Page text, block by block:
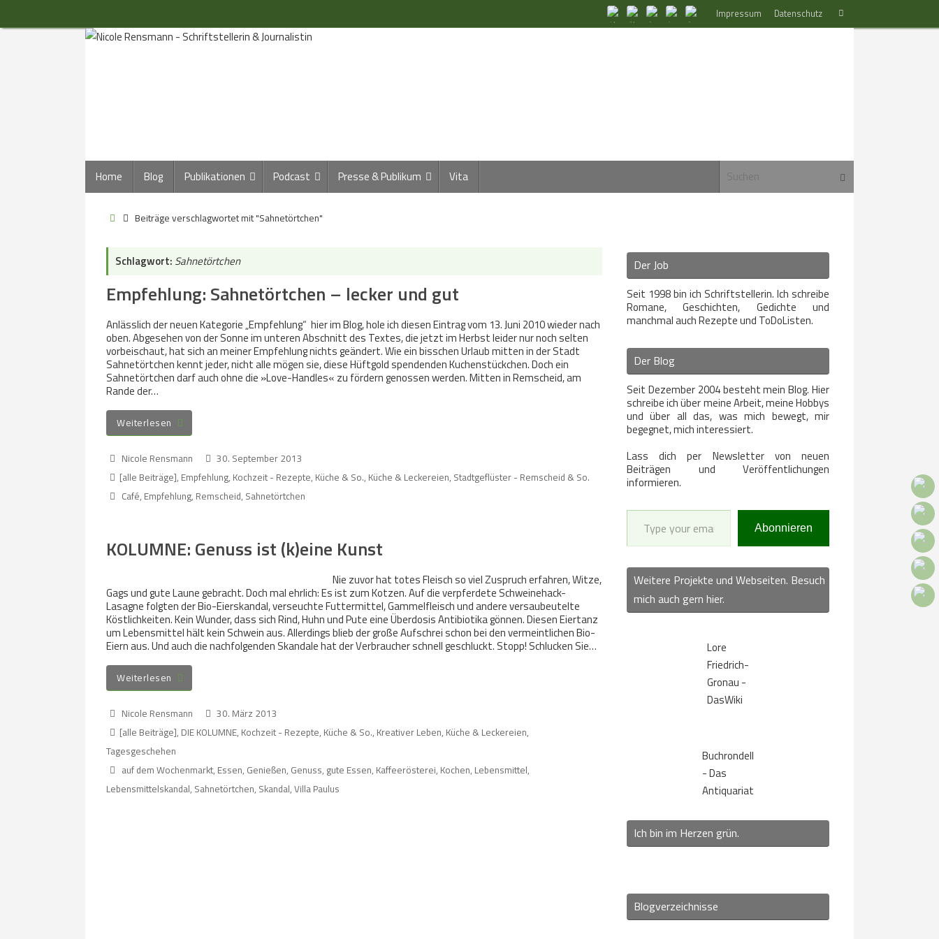
Inhalt
Impressum Datenschutz
nach:
Suchen
Inhalt
springen
Home Blog Publikationen Podcast Presse & Publikum Vita Suchen
StartBeiträge verschlagwortet mit "Sahnetörtchen"
Schlagwort: Sahnetörtchen
Empfehlung: Sahnetörtchen – lecker und gut
Anlässlich der neuen Kategorie „Empfehlung“ hier im Blog, hole ich diesen Eintrag vom 13. Juni 2010 wieder nach
oben. Abgesehen von der Sonne im unteren Abschnitt des Textes, die jetzt im Herbst leider nur noch selten
vorbeischaut, hat sich an meiner Empfehlung nichts geändert. Wie ein bisschen Urlaub mitten in der Stadt
Sahnetörtchen kennt jeder, nicht alle mögen sie, diese Hüftgold spendenden Kuchenstückchen. Doch ein
Sahnetörtchen darf auch ohne die »Love-Handles« zu fördern genossen werden. Mitten in Remscheid, am
Rande der…
Weiterlesen
Nicole Rensmann
30. September 2013
[alle Beiträge], Empfehlung, Kochzeit - Rezepte, Küche & So., Küche & Leckereien, Stadtgeflüster - Remscheid & So.
Café, Empfehlung, Remscheid, Sahnetörtchen
KOLUMNE: Genuss ist (k)eine Kunst
Nie zuvor hat totes Fleisch so viel Zuspruch erfahren, Witze,
Gags und gute Laune gebracht. Doch mal ehrlich: Es ist zum Kotzen. Auf die verpferdete Schweinehack-
Lasagne folgten der Bio-Eierskandal, verseuchte Futtermittel, Gammelfleisch und andere versaubeutelte
Köstlichkeiten. Kein Wunder, dass sich Rind, Huhn und Pute eine Überdosis Antibiotika gönnen. Diesen Eiertanz
um Lebensmittel hält kein Schwein aus. Allerdings blieb der große Aufschrei schon bei den vermeintlichen Bio-
Eiern aus. Und auch die nachfolgenden Skandale hat der Verbraucher schnell geschluckt. Stopp! Schlucken Sie…
Weiterlesen
Nicole Rensmann
30. März 2013
[alle Beiträge], DIE KOLUMNE, Kochzeit - Rezepte, Küche & So., Kreativer Leben, Küche & Leckereien,
Tagesgeschehen
auf dem Wochenmarkt, Essen, Genießen, Genuss, gute Essen, Kaffeerösterei, Kochen, Lebensmittel,
Lebensmittelskandal, Sahnetörtchen, Skandal, Villa Paulus
Der Job
Seit 1998 bin ich Schriftstellerin. Ich schreibe
Romane, Geschichten, Gedichte und
manchmal auch Rezepte und ToDoListen.
Der Blog
Seit Dezember 2004 besteht mein Blog. Hier
schreibe ich über meine Arbeit, meine Hobbys
und über all das, was mich bewegt, mir
begegnet, mich interessiert.
Lass dich per Newsletter von neuen
Beiträgen und Veröffentlichungen
informieren.
Type your email…
Abonnieren
Weitere Projekte und Webseiten. Besuch
mich auch gern hier.
Lore
Friedrich-
Gronau -
DasWiki
Buchrondell
- Das
Antiquariat
Ich bin im Herzen grün.
Blogverzeichnisse